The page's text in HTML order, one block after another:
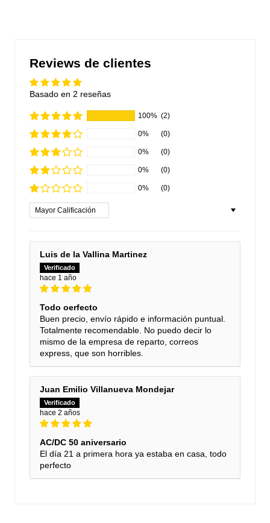
Reviews de clientes
Basado en 2 reseñas
100% (2)
0% (0)
0% (0)
0% (0)
0% (0)
Sort by
Luis de la Vallina Martinez
hace 1 año
Todo oerfecto
Buen precio, envío rápido e información puntual.
Totalmente recomendable. No puedo decir lo
mismo de la empresa de reparto, correos
express, que son horribles.
Juan Emilio Villanueva Mondejar
hace 2 años
AC/DC 50 aniversario
El día 21 a primera hora ya estaba en casa, todo
perfecto